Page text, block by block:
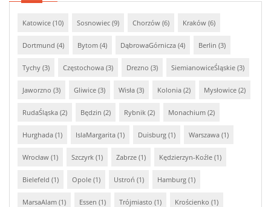
Katowice (10) Sosnowiec (9) Chorzów (6) Kraków (6)
Dortmund (4) Bytom (4) DąbrowaGórnicza (4) Berlin (3)
Tychy (3) Częstochowa (3) Drezno (3) SiemianowiceŚląskie (3)
Jaworzno (3) Gliwice (3) Wisła (3) Kolonia (2) Mysłowice (2)
RudaŚląska (2) Będzin (2) Rybnik (2) Monachium (2)
Hurghada (1) IslaMargarita (1) Duisburg (1) Warszawa (1)
Wrocław (1) Szczyrk (1) Zabrze (1) Kędzierzyn-Koźle (1)
Bielefeld (1) Opole (1) Ustroń (1) Hamburg (1)
MarsaAlam (1) Essen (1) Trójmiasto (1) Krościenko (1)